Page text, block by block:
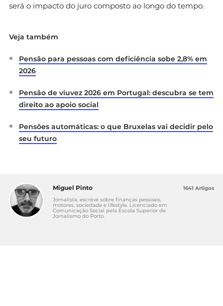
será o impacto do juro composto ao longo do tempo.
Veja também
Pensão para pessoas com deficiência sobe 2,8% em
2026
Pensão de viuvez 2026 em Portugal: descubra se tem
direito ao apoio social
Pensões automáticas: o que Bruxelas vai decidir pelo
seu futuro
Miguel Pinto
Jornalista, escreve sobre finanças pessoais,
motores, sociedade e lifestyle. Licenciado em
Comunicação Social pela Escola Superior de
Jornalismo do Porto.
1641 Artigos